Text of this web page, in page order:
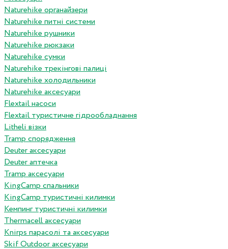
Naturehike органайзери
Naturehike питні системи
Naturehike рушники
Naturehike рюкзаки
Naturehike сумки
Naturehike трекінгові палиці
Naturehike холодильники
Naturehike аксесуари
Flextail насоси
Flextail туристичне гідрообладнання
Litheli візки
Tramp спорядження
Deuter аксесуари
Deuter аптечка
Tramp аксесуари
KingCamp спальники
KingCamp туристичні килимки
Кемпинг туристичні килимки
Thermacell аксесуари
Knirps парасолі та аксесуари
Skif Outdoor аксесуари